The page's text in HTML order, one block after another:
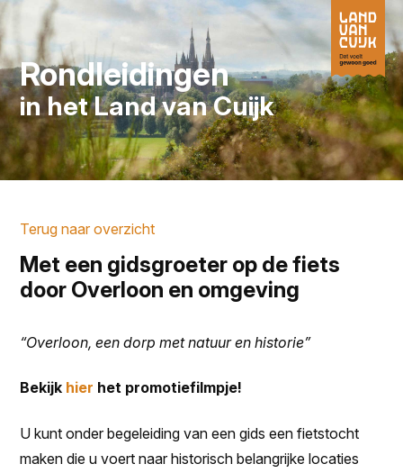
Rondleidingen
in het Land van Cuijk
Terug naar overzicht
Met een gidsgroeter op de fiets
door Overloon en omgeving
“Overloon, een dorp met natuur en historie”
Bekijk hier het promotiefilmpje!
U kunt onder begeleiding van een gids een fietstocht
maken die u voert naar historisch belangrijke locaties